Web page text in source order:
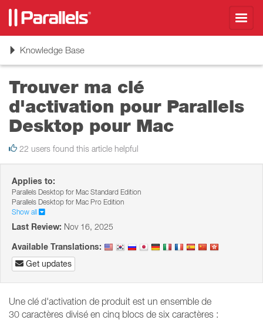
ToggleKnowledge Base
Trouver ma clé
d'activation pour Parallels
Desktop pour Mac
22 users found this article helpful
Applies to:
Parallels Desktop for Mac Standard Edition
Parallels Desktop for Mac Pro Edition
Show all
Last Review: Nov 16, 2025
Available Translations:
Get updates
Une clé d'activation de produit est un ensemble de
30 caractères divisé en cinq blocs de six caractères :